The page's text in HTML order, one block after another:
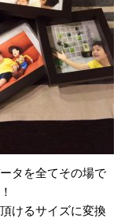
タを全てその場で
けるサイズに変換